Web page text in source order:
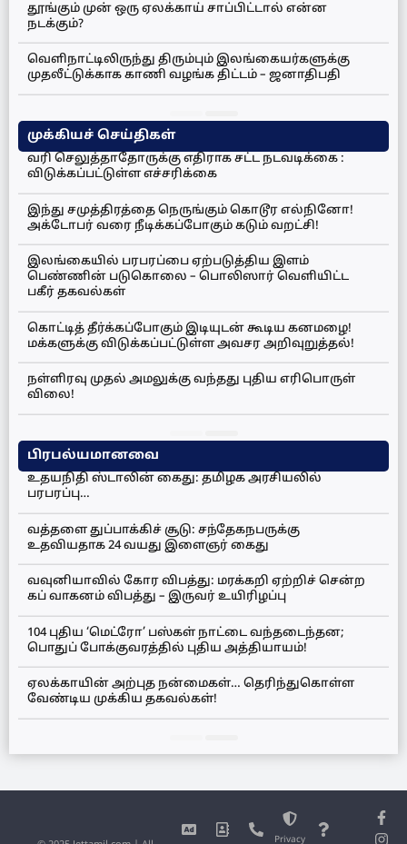
தூங்கும் முன் ஒரு ஏலக்காய் சாப்பிட்டால் என்ன
நடக்கும்?
வெளிநாட்டிலிருந்து திரும்பும் இலங்கையர்களுக்கு
முதலீட்டுக்காக காணி வழங்க திட்டம் – ஜனாதிபதி
முக்கியச் செய்திகள்
வரி செலுத்தாதோருக்கு எதிராக சட்ட நடவடிக்கை :
விடுக்கப்பட்டுள்ள எச்சரிக்கை
இந்து சமுத்திரத்தை நெருங்கும் கொடூர எல்நினோ!
அக்டோபர் வரை நீடிக்கப்போகும் கடும் வறட்சி!
இலங்கையில் பரபரப்பை ஏற்படுத்திய இளம்
பெண்ணின் படுகொலை – பொலிஸார் வெளியிட்ட
பகீர் தகவல்கள்
கொட்டித் தீர்க்கப்போகும் இடியுடன் கூடிய கனமழை!
மக்களுக்கு விடுக்கப்பட்டுள்ள அவசர அறிவுறுத்தல்!
நள்ளிரவு முதல் அமலுக்கு வந்தது புதிய எரிபொருள்
விலை!
பிரபல்யமானவை
உதயநிதி ஸ்டாலின் கைது: தமிழக அரசியலில்
பரபரப்பு…
வத்தளை துப்பாக்கிச் சூடு: சந்தேகநபருக்கு
உதவியதாக 24 வயது இளைஞர் கைது
வவுனியாவில் கோர விபத்து: மரக்கறி ஏற்றிச் சென்ற
கப் வாகனம் விபத்து – இருவர் உயிரிழப்பு
104 புதிய ‘மெட்ரோ’ பஸ்கள் நாட்டை வந்தடைந்தன;
பொதுப் போக்குவரத்தில் புதிய அத்தியாயம்!
ஏலக்காயின் அற்புத நன்மைகள்… தெரிந்துகொள்ள
வேண்டிய முக்கிய தகவல்கள்!
Privacy